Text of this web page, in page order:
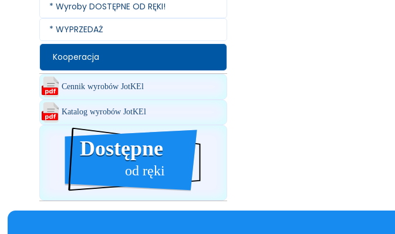
* Wyroby DOSTĘPNE OD RĘKI!
* WYPRZEDAŻ
Kooperacja
Cennik wyrobów JotKEl
Katalog wyrobów JotKEl
Dostępne
Dostępne
od ręki